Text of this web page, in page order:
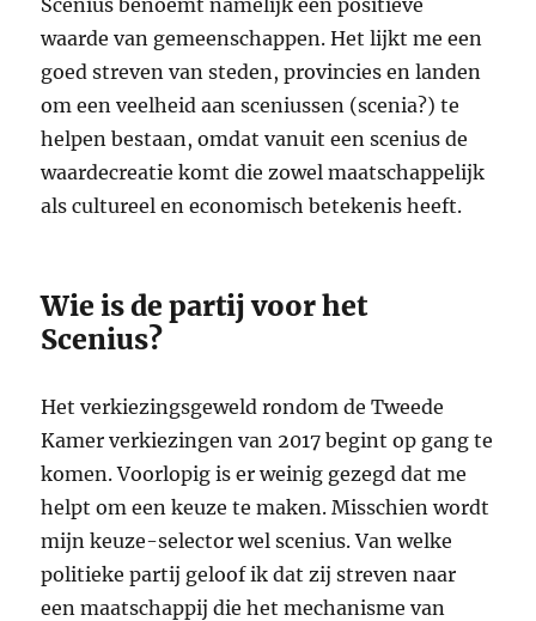
Scenius benoemt namelijk een positieve
waarde van gemeenschappen. Het lijkt me een
goed streven van steden, provincies en landen
om een veelheid aan sceniussen (scenia?) te
helpen bestaan, omdat vanuit een scenius de
waardecreatie komt die zowel maatschappelijk
als cultureel en economisch betekenis heeft.
Wie is de partij voor het
Scenius?
Het verkiezingsgeweld rondom de Tweede
Kamer verkiezingen van 2017 begint op gang te
komen. Voorlopig is er weinig gezegd dat me
helpt om een keuze te maken. Misschien wordt
mijn keuze-selector wel scenius. Van welke
politieke partij geloof ik dat zij streven naar
een maatschappij die het mechanisme van